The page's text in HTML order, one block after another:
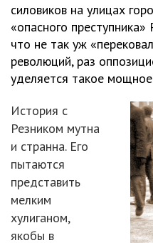
силовиков на улицах
«опасного
что не так уж
революций, раз
уделяется такое
История с
Резником мутна
и странна. Его
пытаются
представить
мелким
хулиганом,
якобы в